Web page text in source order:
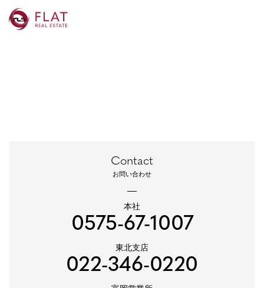
Contact
お問い合わせ
本社
0575-67-1007
東北支店
022-346-0220